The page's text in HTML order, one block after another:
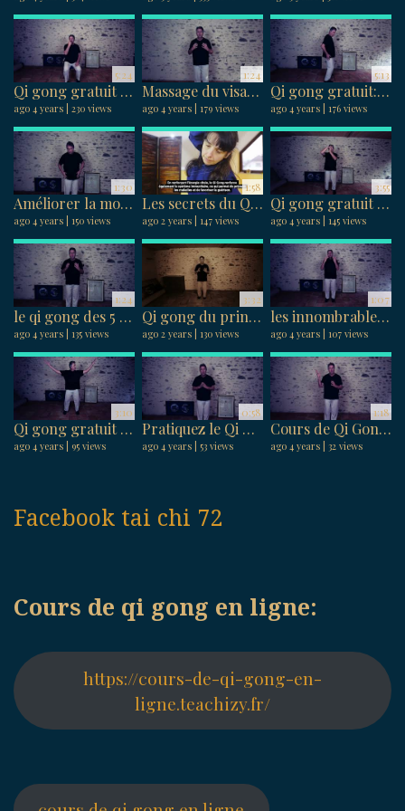
5:24
Qi gong gratuit : la bonne position assise pour le qi gong et la méditation
ago 4 years 230 views
1:24
Massage du visage : Découvrez les bienfaits anti-âge du massage facial taoïste complet .
ago 4 years 179 views
5:13
Qi gong gratuit: Postures statiques debout de qigong "éviter ces erreurs "
ago 4 years 176 views
1:30
Améliorer la mobilité des articulations avec le Qi Gong : Découvrez un cours en ligne accessible.
ago 4 years 150 views
1:58
Les secrets du Qi Gong pour renforcer votre énergie vitale
ago 2 years 147 views
3:55
Qi gong gratuit : Un exercice pour délier les épaules, les coudes, et les poignets
ago 4 years 145 views
1:24
le qi gong des 5 mouvements d’énergie pour une meilleure santé physique et mentale.
ago 4 years 135 views
3:32
Qi gong du printemps : présentation du programme d’harmonisation avec la saison printanière.
ago 2 years 130 views
1:07
les innombrables bienfaits des 2 postures statiques de Qi Gong en ligne
ago 4 years 107 views
3:10
Qi gong gratuit : Relâcher ces tensions musculaires
ago 4 years 95 views
0:58
Pratiquez le Qi Gong en ligne et libérez vos tensions musculaires.
ago 4 years 53 views
1:18
Cours de Qi Gong en ligne : Cultivez le calme et la sérénité chez vous
ago 4 years 32 views
Facebook tai chi 72
Cours de qi gong en ligne:
https://cours-de-qi-gong-en-
ligne.teachizy.fr/